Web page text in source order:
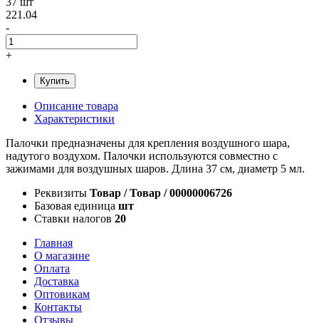
221.04
-
+
Купить
Описание товара
Характеристики
Палочки предназначены для крепления воздушного шара,
надутого воздухом. Палочки используются совместно с
зажимами для воздушных шаров. Длина 37 см, диаметр 5 мл.
Реквизиты Товар / Товар / 00000006726
Базовая единица шт
Ставки налогов 20
Главная
О магазине
Оплата
Доставка
Оптовикам
Контакты
Отзывы